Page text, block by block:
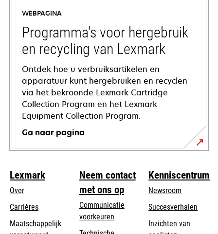
new
tab
WEBPAGINA
Programma's voor hergebruik
en recycling van Lexmark
Ontdek hoe u verbruiksartikelen en
apparatuur kunt hergebruiken en recyclen
via het bekroonde Lexmark Cartridge
Collection Program en het Lexmark
Equipment Collection Program.
Ga naar pagina
Lexmark
Over
Carrières
Maatschappelijk
Neem contact
met ons op
Communicatie
voorkeuren
Kenniscentrum
Newsroom
Succesverhalen
Inzichten van